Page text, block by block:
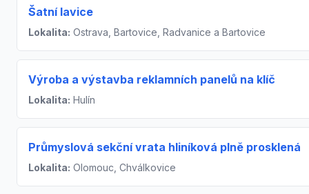
Šatní lavice
Lokalita: Ostrava, Bartovice, Radvanice a Bartovice
Výroba a výstavba reklamních panelů na klíč
Lokalita: Hulín
Průmyslová sekční vrata hliníková plně prosklená
Lokalita: Olomouc, Chválkovice